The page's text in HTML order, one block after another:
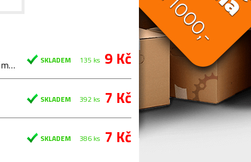
Rozměr 35x045x1 mm. Používá se na na zadní náboj pro vymezení mezery pod volnokolečky a dá se…
SKLADEM 135 ks 9 Kč
SKLADEM 392 ks 7 Kč
SKLADEM 386 ks 7 Kč